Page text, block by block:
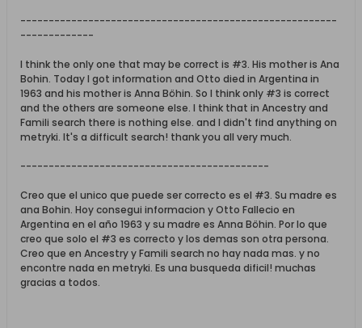
--------------------------------------------------------
-------------
I think the only one that may be correct is #3. His mother is Ana
Bohin. Today I got information and Otto died in Argentina in
1963 and his mother is Anna Böhin. So I think only #3 is correct
and the others are someone else. I think that in Ancestry and
Famili search there is nothing else. and I didn't find anything on
metryki. It's a difficult search! thank you all very much.
--------------------------------------------
Creo que el unico que puede ser correcto es el #3. Su madre es
ana Bohin. Hoy consegui informacion y Otto Fallecio en
Argentina en el año 1963 y su madre es Anna Böhin. Por lo que
creo que solo el #3 es correcto y los demas son otra persona.
Creo que en Ancestry y Famili search no hay nada mas. y no
encontre nada en metryki. Es una busqueda dificil! muchas
gracias a todos.